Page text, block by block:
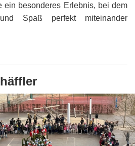
ein besonderes Erlebnis, bei dem
Spaß perfekt miteinander